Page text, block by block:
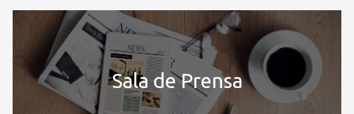
Sala de Prensa